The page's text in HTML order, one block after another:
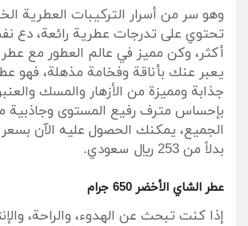
وهو سر من أسرار التركيبات العطرية
تحتوي على تدرجات عطرية رائعة، دع
أكثر، وكن مميز في عالم العطور مع عطر
يعبر عنك بأناقة وفخامة مذهلة، فهو
جذابة ومميزة من الأزهار والمسك
بإحساس مترف رفيع المستوى وجاذبية
بدلاً من 253 ريال سعودي.
عطر الشاي الأخضر 650 جرام
إذا كنت تبحث عن الهدوء، والراحة،